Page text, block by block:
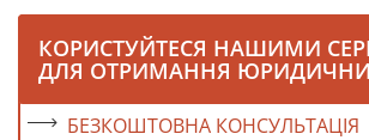
КОРИСТУЙТЕСЯ НАШИМИ
ДЛЯ ОТРИМАННЯ
БЕЗКОШТОВНА КОНСУЛЬТАЦІЯ